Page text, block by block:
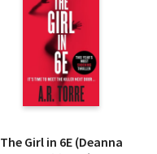
The ​Girl in 6E (Deanna